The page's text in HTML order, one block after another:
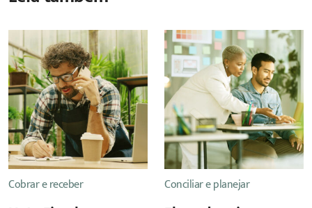
Cobrar e receber Conciliar e planejar